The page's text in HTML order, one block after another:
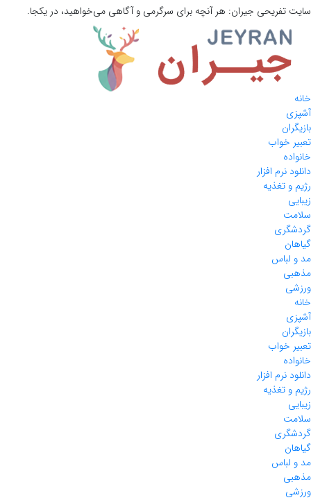
سایت تفریحی جیران: هر آنچه برای سرگرمی و آگاهی می‌خواهید، در یکجا.
خانه
آشپزی
بازیگران
تعبیر خواب
خانواده
دانلود نرم افزار
رژیم و تغذیه
زیبایی
سلامت
گردشگری
گیاهان
مد و لباس
مذهبی
ورزشی
خانه
آشپزی
بازیگران
تعبیر خواب
خانواده
دانلود نرم افزار
رژیم و تغذیه
زیبایی
سلامت
گردشگری
گیاهان
مد و لباس
مذهبی
ورزشی